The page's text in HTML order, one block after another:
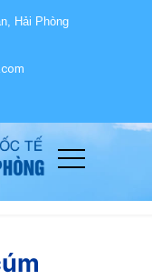
Hải Phòng